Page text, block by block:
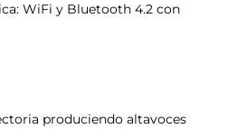
WiFi y Bluetooth 4.2 con
produciendo altavoces